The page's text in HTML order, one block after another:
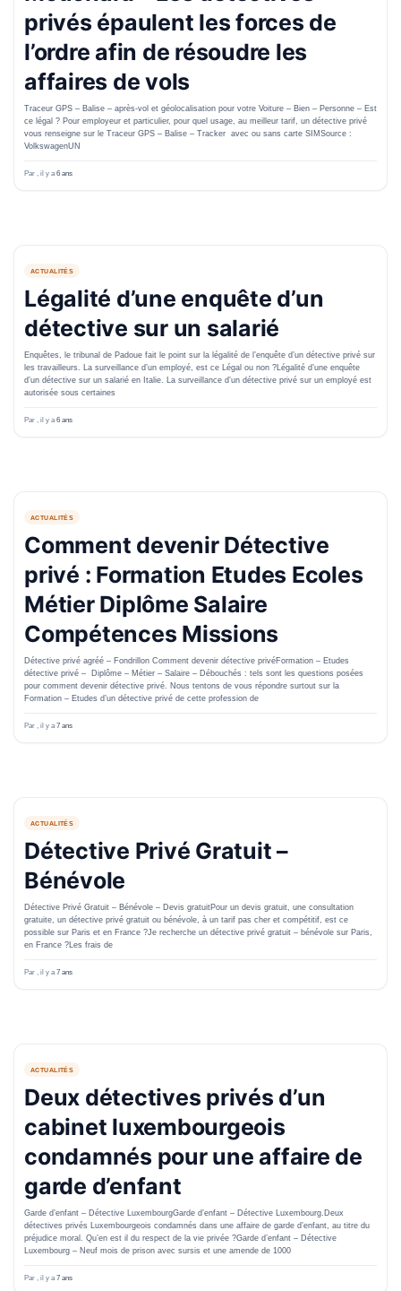
privés épaulent les forces de
l’ordre afin de résoudre les
affaires de vols
Traceur GPS – Balise – après-vol et géolocalisation pour votre Voiture – Bien – Personne – Est
ce légal ? Pour employeur et particulier, pour quel usage, au meilleur tarif, un détective privé
vous renseigne sur le Traceur GPS – Balise – Tracker avec ou sans carte SIMSource :
VolkswagenUN
Par , il y a6 ans
ACTUALITÉS
Légalité d’une enquête d’un
détective sur un salarié
Enquêtes, le tribunal de Padoue fait le point sur la légalité de l’enquête d’un détective privé sur
les travailleurs. La surveillance d’un employé, est ce Légal ou non ?Légalité d’une enquête
d’un détective sur un salarié en Italie. La surveillance d’un détective privé sur un employé est
autorisée sous certaines
Par , il y a6 ans
ACTUALITÉS
Comment devenir Détective
privé : Formation Etudes Ecoles
Métier Diplôme Salaire
Compétences Missions
Détective privé agréé – Fondrillon Comment devenir détective privéFormation – Etudes
détective privé – Diplôme – Métier – Salaire – Débouchés : tels sont les questions posées
pour comment devenir détective privé. Nous tentons de vous répondre surtout sur la
Formation – Etudes d’un détective privé de cette profession de
Par , il y a7 ans
ACTUALITÉS
Détective Privé Gratuit –
Bénévole
Détective Privé Gratuit – Bénévole – Devis gratuitPour un devis gratuit, une consultation
gratuite, un détective privé gratuit ou bénévole, à un tarif pas cher et compétitif, est ce
possible sur Paris et en France ?Je recherche un détective privé gratuit – bénévole sur Paris,
en France ?Les frais de
Par , il y a7 ans
ACTUALITÉS
Deux détectives privés d’un
cabinet luxembourgeois
condamnés pour une affaire de
garde d’enfant
Garde d’enfant – Détective LuxembourgGarde d’enfant – Détective Luxembourg.Deux
détectives privés Luxembourgeois condamnés dans une affaire de garde d’enfant, au titre du
préjudice moral. Qu’en est il du respect de la vie privée ?Garde d’enfant – Détective
Luxembourg – Neuf mois de prison avec sursis et une amende de 1000
Par , il y a7 ans